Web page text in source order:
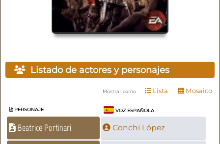
Listado de actores y personajes
Mostrar como Lista Mosaico
PERSONAJE VOZ ESPAÑOLA
Beatrice Portinari Conchi López